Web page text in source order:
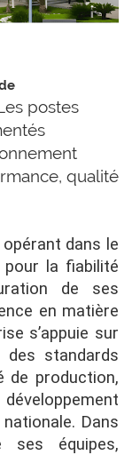
postes
qualité
dans le
pour la fiabilité
de ses
en matière
s’appuie sur
des standards
de production,
Dans
ses équipes,